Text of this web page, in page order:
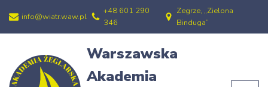
Przejdź
treści
info@wiatr.waw.pl
+48 601 290
346
Zegrze, „Zielona
Binduga”
Warszawska
Akademia